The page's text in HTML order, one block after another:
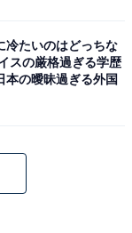
やバス・福祉
分、買い物も
はお菓子の歴
コーナーも。2
されていま
冷たいのはどっちな
スの厳格過ぎる学歴
本の曖昧過ぎる外国